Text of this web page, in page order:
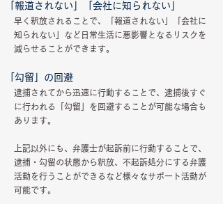
「報道されない」「会社に知られない」
早く釈放されることで、「報道されない」「会社に
知られない」など日常生活に悪影響となるリスクを
減らせることができます。
「勾留」の回避
​逮捕されてから迅速に行動することで、逮捕後すぐ
に行われる「勾留」を回避することが可能な場合も
あります。
上記以外にも、弁護士が起訴前に行動することで、
逮捕・勾留の状態から釈放、不起訴処分にする弁護
活動を行うことができるなど様々なサポート活動が
可能です。